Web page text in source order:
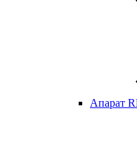
Апарат